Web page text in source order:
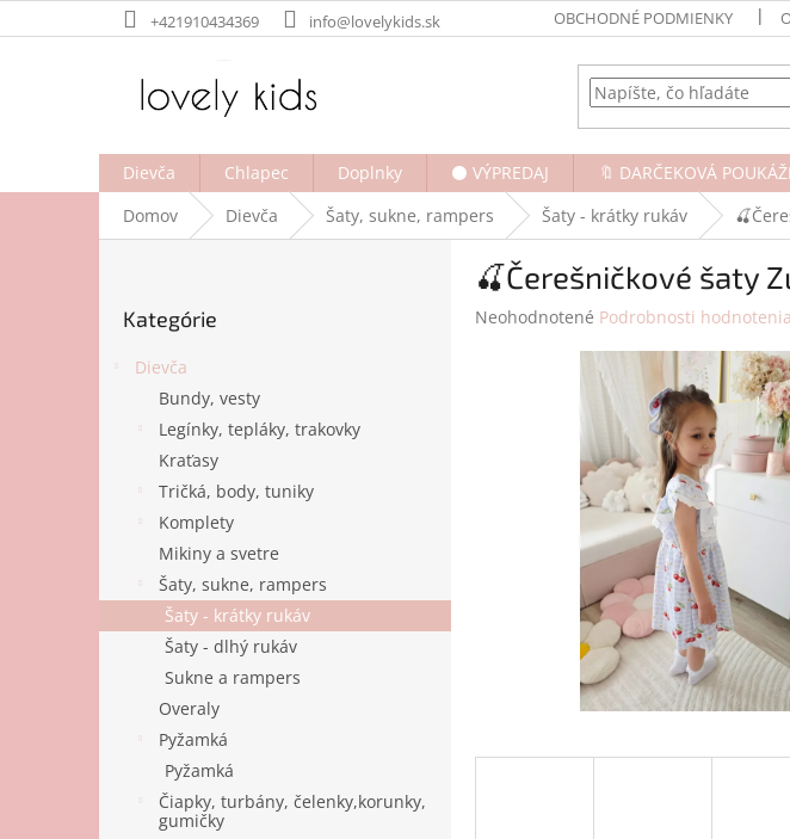
na
+421910434369 info@lovelykids.sk OBCHODNÉ PODMIENKY
Dievča Chlapec Doplnky ⚫ VÝPREDAJ
🔖 DARČEKOVÁ
Domov
Dievča Šaty, sukne, rampers Šaty - krátky rukáv
kategórie
Kategórie
Dievča
Bundy, vesty
Legínky, tepláky, trakovky
Kraťasy
Tričká, body, tuniky
Komplety
Mikiny a svetre
Šaty, sukne, rampers
Šaty - krátky rukáv
Šaty - dlhý rukáv
Sukne a rampers
Overaly
Pyžamká
Pyžamká
Čiapky, turbány, čelenky,korunky,
gumičky
🍒Čerešničkové šaty
Priemerné
Neohodnotené Podrobnosti hodnotenia